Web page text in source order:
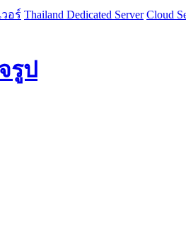
วอร์ Thailand Dedicated Server Cloud
รูป